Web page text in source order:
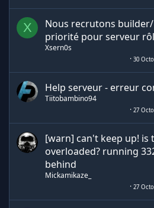
X
Nous recrutons
priorité pour serveur
Xsern0s
30
Help serveur - erreur
Tiitobambino94
27
[warn] can't keep up! is
overloaded? running
behind
Mickamikaze_
27